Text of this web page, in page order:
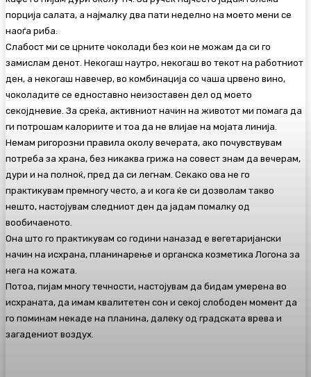
порција салата, а најмалку два пати неделно на моето мени се
наоѓа риба.
Слабост ми се црните чоколади без кои не можам да си го
замислам денот. Некогаш наутро, некогаш во текот на работниот
ден, а некогаш навечер, во комбинација со чаша црвено вино,
чоколадите се едноставно неизоставен дел од моето
секојдневие. За среќа, активниот начин на животот ми помага да
ги потрошам калориите и тоа да не влијае на мојата линија.
Немам ригорозни правила околу вечерата, ако почувствувам
потреба за храна, без никаква грижа на совест знам да вечерам,
дури и на полноќ, пред да си легнам. Секако ова не го
практикувам премногу често, а и кога ќе си дозволам такво
нешто, настојувам следниот ден да јадам помалку од
вообичаеното.
Она што го практикувам со години наназад е вегетаријански
начин на исхрана, планинарење и органска козметика Логона за
нега на кожата.
Потоа, пијам многу течности, настојувам да бидам умерена во
исхраната, да имам квалитетен сон и секој слободен момент да
го поминам некаде на планина, далеку од градската врева и
загадениот воздух.